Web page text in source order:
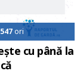
547 ori
cu până la